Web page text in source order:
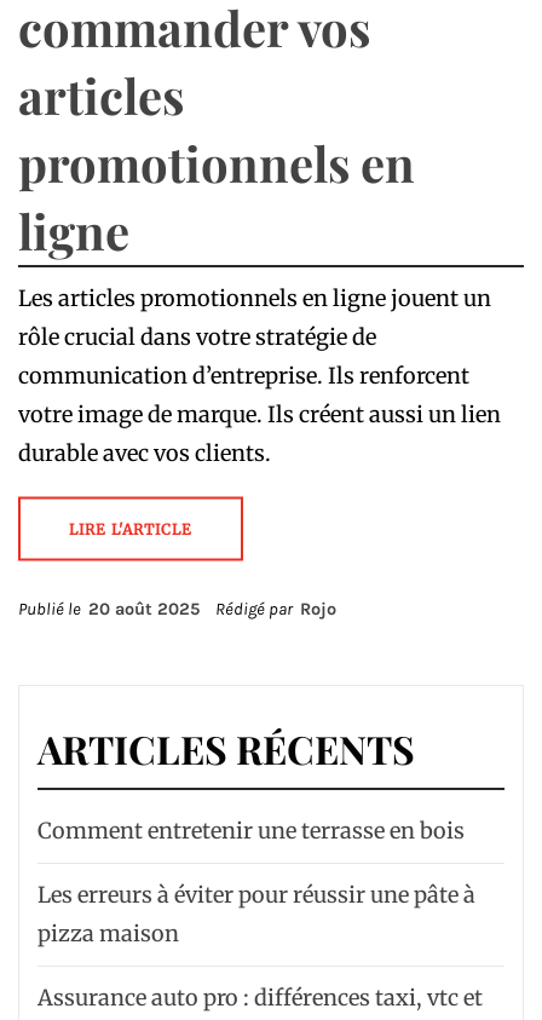
commander vos
articles
promotionnels en
ligne
Les articles promotionnels en ligne jouent un
rôle crucial dans votre stratégie de
communication d’entreprise. Ils renforcent
votre image de marque. Ils créent aussi un lien
durable avec vos clients.
LIRE L'ARTICLE
Publié le 20 août 2025 Rédigé par Rojo
ARTICLES RÉCENTS
Comment entretenir une terrasse en bois
Les erreurs à éviter pour réussir une pâte à
pizza maison
Assurance auto pro : différences taxi, vtc et